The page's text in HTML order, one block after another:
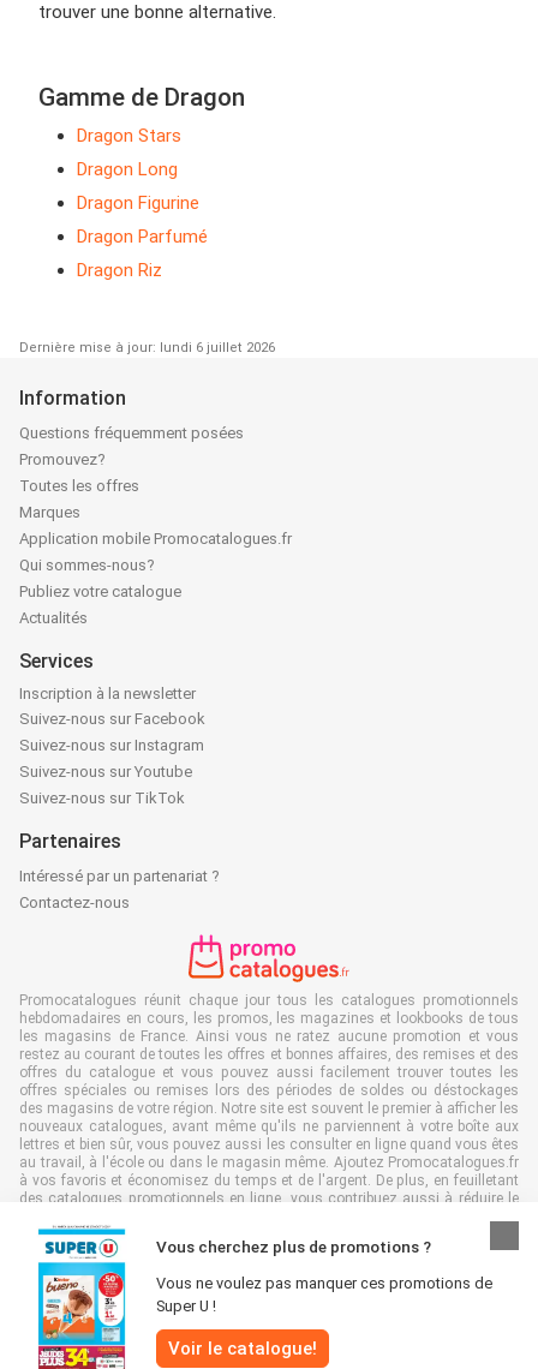
trouver une bonne alternative.
Gamme de Dragon
Dragon Stars
Dragon Long
Dragon Figurine
Dragon Parfumé
Dragon Riz
Dernière mise à jour: lundi 6 juillet 2026
Vous cherchez plus de promotions ?
Vous ne voulez pas manquer ces promotions de
Super U !
Voir le catalogue!
Information
Questions fréquemment posées
Promouvez?
Toutes les offres
Marques
Application mobile Promocatalogues.fr
Qui sommes-nous?
Publiez votre catalogue
Actualités
Services
Inscription à la newsletter
Suivez-nous sur Facebook
Suivez-nous sur Instagram
Suivez-nous sur Youtube
Suivez-nous sur TikTok
Partenaires
Intéressé par un partenariat ?
Contactez-nous
Promocatalogues réunit chaque jour tous les catalogues promotionnels
hebdomadaires en cours, les promos, les magazines et lookbooks de tous
les magasins de France. Ainsi vous ne ratez aucune promotion et vous
restez au courant de toutes les offres et bonnes affaires, des remises et des
offres du catalogue et vous pouvez aussi facilement trouver toutes les
offres spéciales ou remises lors des périodes de soldes ou déstockages
des magasins de votre région. Notre site est souvent le premier à afficher les
nouveaux catalogues, avant même qu'ils ne parviennent à votre boîte aux
lettres et bien sûr, vous pouvez aussi les consulter en ligne quand vous êtes
au travail, à l'école ou dans le magasin même. Ajoutez Promocatalogues.fr
à vos favoris et économisez du temps et de l'argent. De plus, en feuilletant
des catalogues promotionnels en ligne, vous contribuez aussi à réduire le
Tous droits réservés & copie : Promocatalogues.fr 2026 |
responsabilité| Conditions générales|Politique de confidentialité